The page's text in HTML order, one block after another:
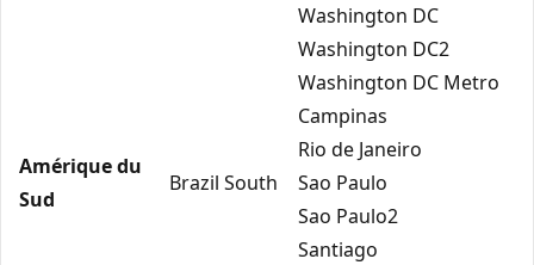
Washington DC
Washington DC2
Washington DC Metro
Amérique du
Sud
Brazil South
Campinas
Rio de Janeiro
Sao Paulo
Sao Paulo2
Santiago